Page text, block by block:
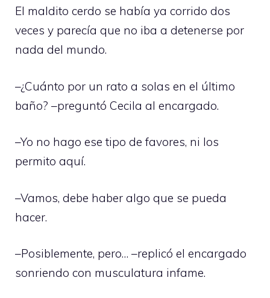
El maldito cerdo se había ya corrido dos
veces y parecía que no iba a detenerse por
nada del mundo.
–¿Cuánto por un rato a solas en el último
baño? –preguntó Cecila al encargado.
–Yo no hago ese tipo de favores, ni los
permito aquí.
–Vamos, debe haber algo que se pueda
hacer.
–Posiblemente, pero… –replicó el encargado
sonriendo con musculatura infame.